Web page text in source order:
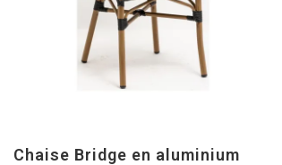
Chaise Bridge en aluminium